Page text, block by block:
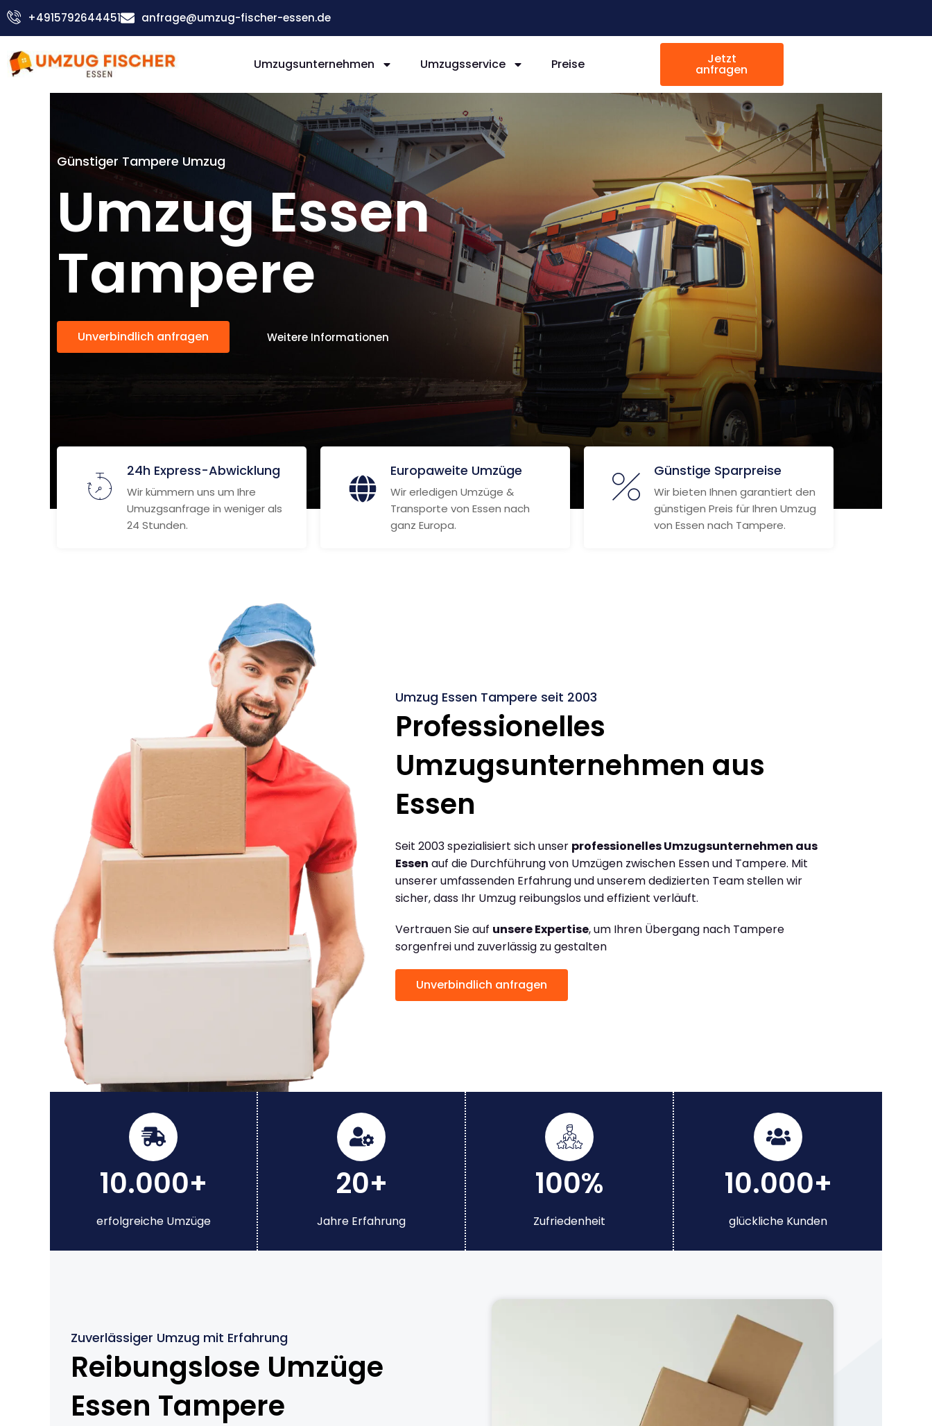
Zum
Inhalt
+4915792644451 anfrage@umzug-fischer-essen.de
Umzugsunternehmen Umzugsservice Preise Jetzt
anfragen
Günstiger Tampere Umzug
Umzug Essen
Tampere
Unverbindlich anfragen Weitere Informationen
24h Express-Abwicklung
Wir kümmern uns um Ihre
Umuzgsanfrage in weniger als
24 Stunden.
Europaweite Umzüge
Wir erledigen Umzüge &
Transporte von Essen nach
ganz Europa.
Günstige Sparpreise
Wir bieten Ihnen garantiert den
günstigen Preis für Ihren Umzug
von Essen nach Tampere.
Umzug Essen Tampere seit 2003
Professionelles
Umzugsunternehmen aus
Essen
Seit 2003 spezialisiert sich unser professionelles Umzugsunternehmen aus
Essen auf die Durchführung von Umzügen zwischen Essen und Tampere. Mit
unserer umfassenden Erfahrung und unserem dedizierten Team stellen wir
sicher, dass Ihr Umzug reibungslos und effizient verläuft.
Vertrauen Sie auf unsere Expertise, um Ihren Übergang nach Tampere
sorgenfrei und zuverlässig zu gestalten
Unverbindlich anfragen
10.000+
erfolgreiche Umzüge
20+
Jahre Erfahrung
100%
Zufriedenheit
10.000+
glückliche Kunden
Zuverlässiger Umzug mit Erfahrung
Reibungslose Umzüge
Essen Tampere